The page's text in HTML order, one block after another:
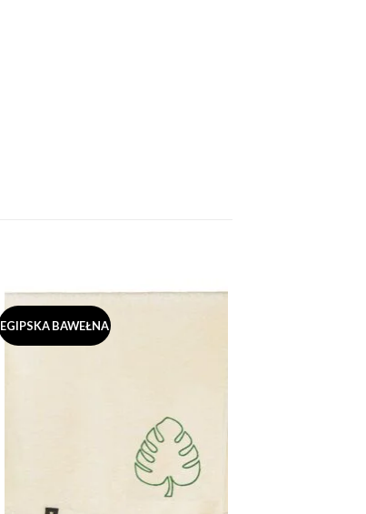
EGIPSKA BAWEŁNA